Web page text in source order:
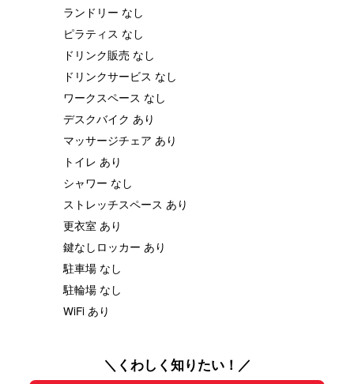
ランドリー なし
ピラティス なし
ドリンク販売 なし
ドリンクサービス なし
ワークスペース なし
デスクバイク あり
マッサージチェア あり
トイレ あり
シャワー なし
ストレッチスペース あり
更衣室 あり
鍵なしロッカー あり
駐車場 なし
駐輪場 なし
WiFi あり
＼くわしく知りたい！／